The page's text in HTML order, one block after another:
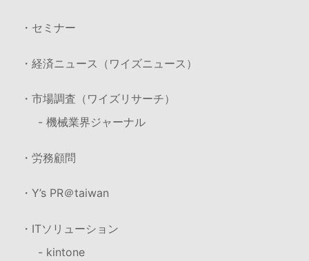
・セミナー
・経済ニュース（ワイズニュース）
・市場調査（ワイズリサーチ）
- 機械業界ジャーナル
・労務顧問
・Y’s PR＠taiwan
・ITソリューション
- kintone